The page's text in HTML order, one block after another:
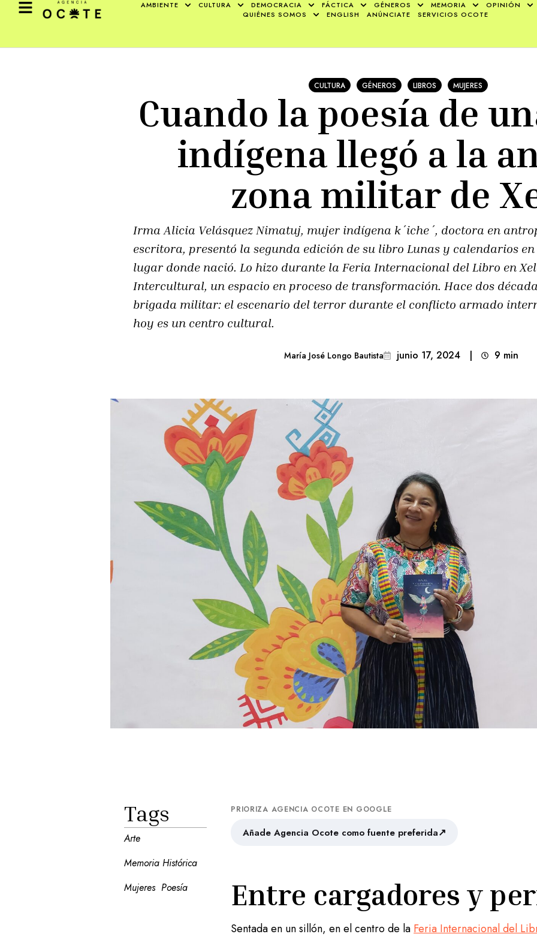
AMBIENTE CULTURA DEMOCRACIA FÁCTICA GÉNEROS MEMORIA OPINIÓN
QUIÉNES SOMOS
ENGLISH ANÚNCIATE SERVICIOS OCOTE
CULTURA GÉNEROS LIBROS MUJERES
Cuando la poesía de
indígena llegó a la
zona militar de
Irma Alicia Velásquez Nimatuj, mujer indígena k´iche´, doctora en
escritora, presentó la segunda edición de su libro Lunas y calendarios
lugar donde nació. Lo hizo durante la Feria Internacional del Libro en
Intercultural, un espacio en proceso de transformación. Hace dos
brigada militar: el escenario del terror durante el conflicto armado
hoy es un centro cultural.
María José Longo Bautista junio 17, 2024 | 9 min
Tags
Arte
Memoria Histórica
Mujeres Poesía
PRIORIZA AGENCIA OCOTE EN GOOGLE
Añade Agencia Ocote como fuente preferida↗
Entre cargadores y
Sentada en un sillón, en el centro de la Feria Internacional del